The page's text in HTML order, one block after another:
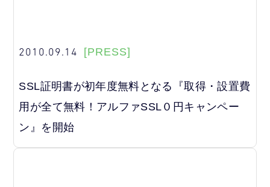
2010.09.14 [PRESS]
SSL証明書が初年度無料となる『取得・設置費
用が全て無料！アルファSSL０円キャンペー
ン』を開始